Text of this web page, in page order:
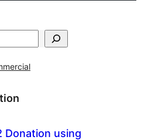
Donation using